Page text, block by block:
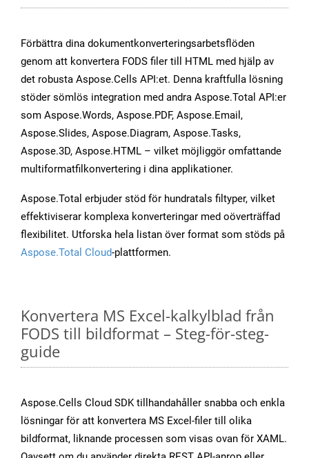
Förbättra dina dokumentkonverteringsarbetsflöden
genom att konvertera FODS filer till HTML med hjälp av
det robusta Aspose.Cells API:et. Denna kraftfulla lösning
stöder sömlös integration med andra Aspose.Total API:er
som Aspose.Words, Aspose.PDF, Aspose.Email,
Aspose.Slides, Aspose.Diagram, Aspose.Tasks,
Aspose.3D, Aspose.HTML – vilket möjliggör omfattande
multiformatfilkonvertering i dina applikationer.
Aspose.Total erbjuder stöd för hundratals filtyper, vilket
effektiviserar komplexa konverteringar med oöverträffad
flexibilitet. Utforska hela listan över format som stöds på
Aspose.Total Cloud-plattformen.
Konvertera MS Excel-kalkylblad från
FODS till bildformat – Steg-för-steg-
guide
Aspose.Cells Cloud SDK tillhandahåller snabba och enkla
lösningar för att konvertera MS Excel-filer till olika
bildformat, liknande processen som visas ovan för XAML.